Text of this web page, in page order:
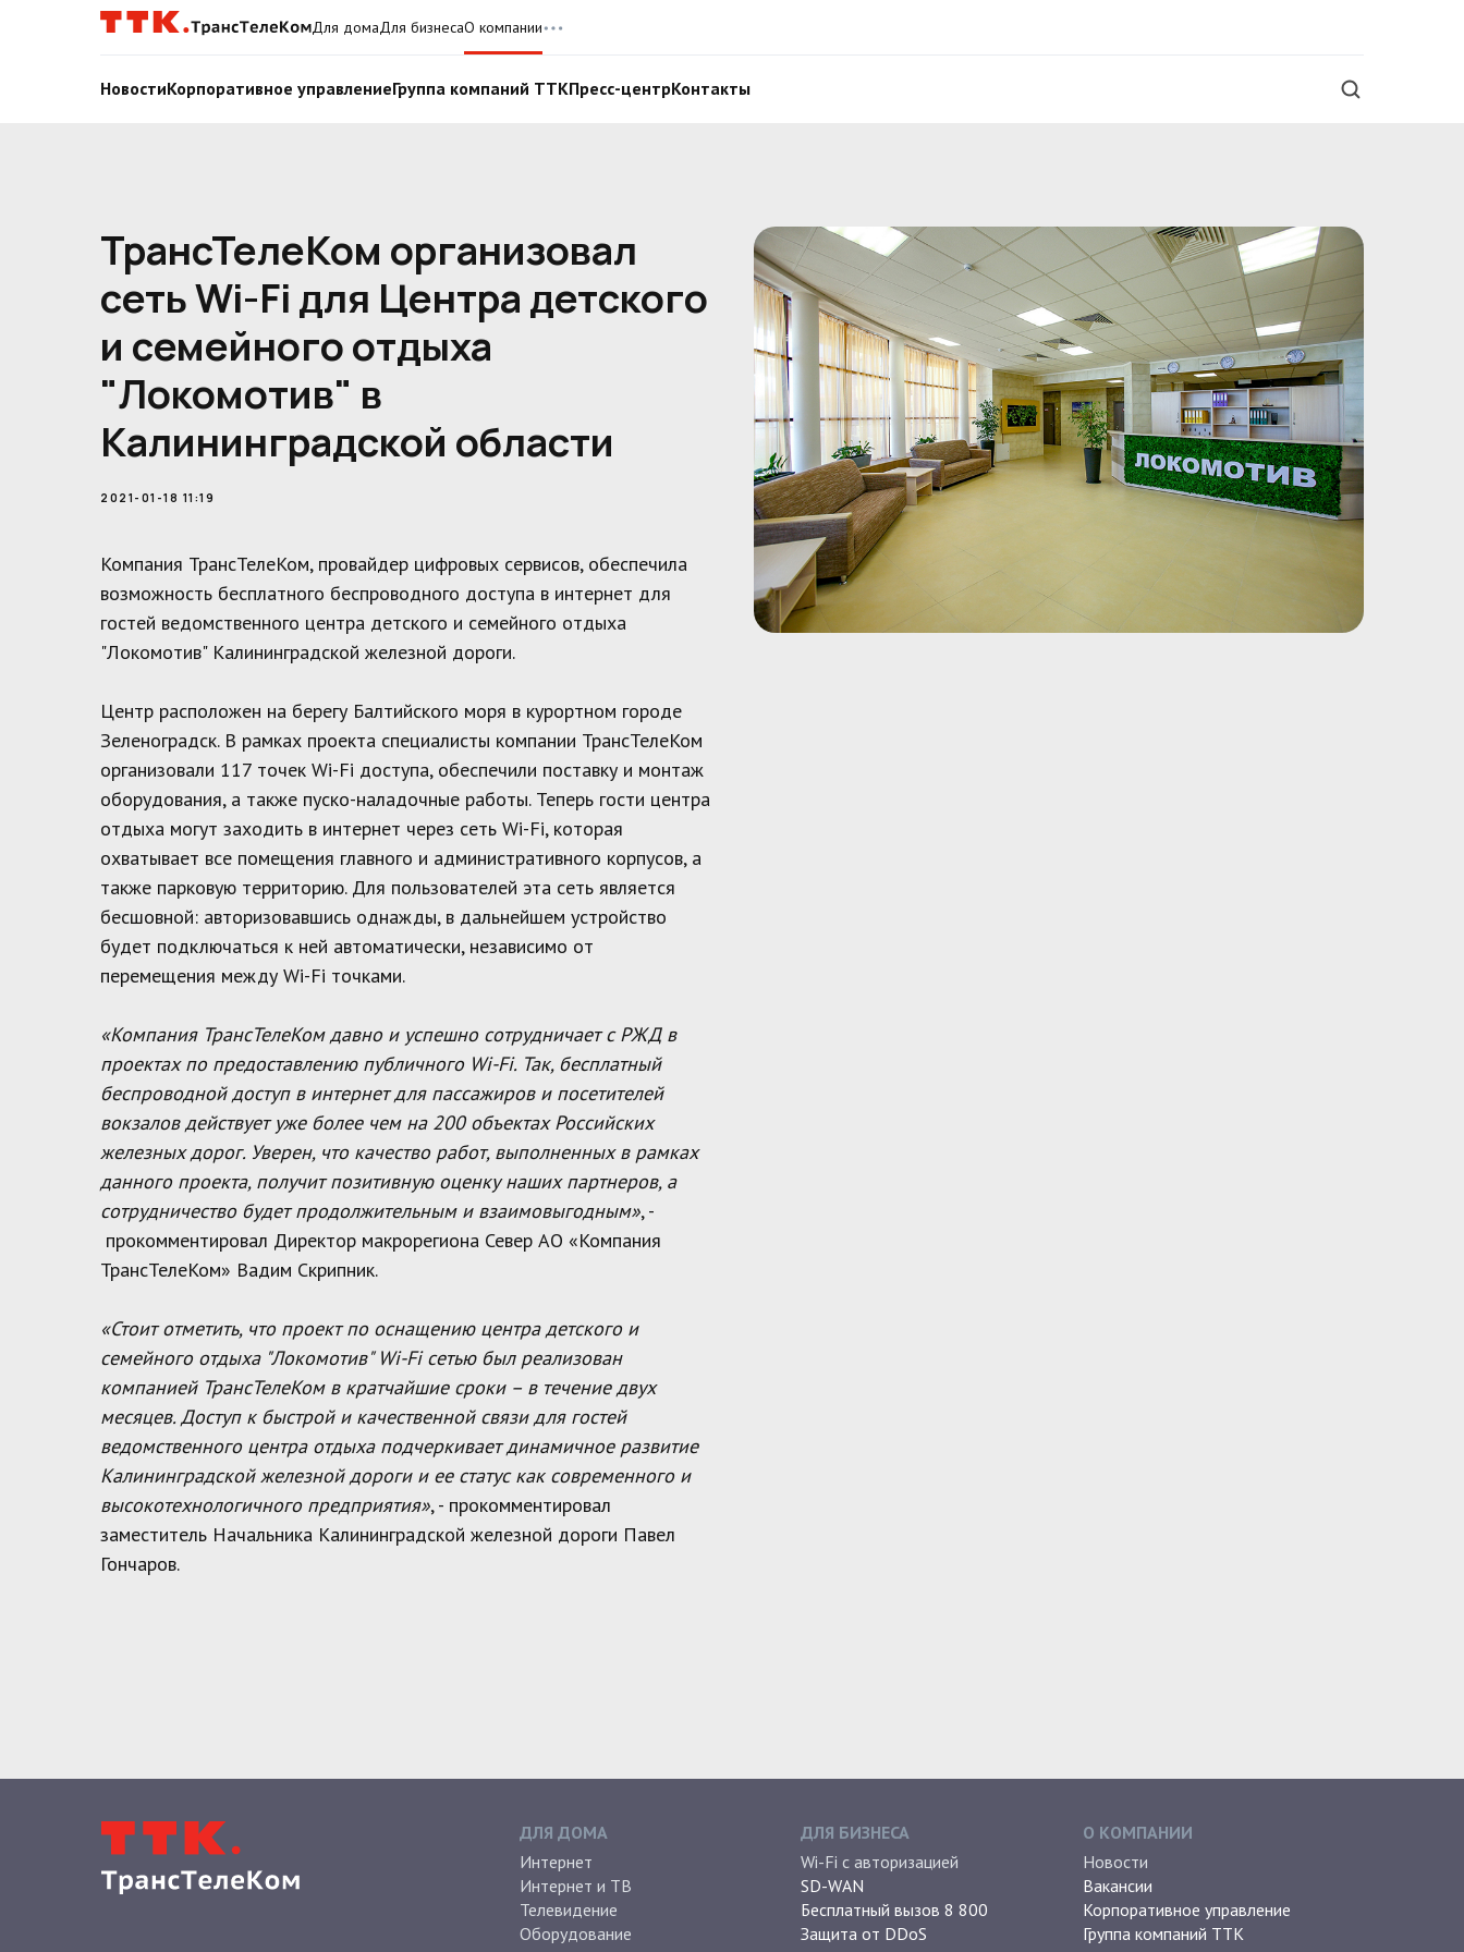
НовостиКорпоративное управлениеГруппа компаний ТТКПресс-центрКонтакты
Для домаДля бизнесаО компании
ТрансТелеКом организовал
сеть Wi-Fi для Центра детского
и семейного отдыха
"Локомотив" в
Калининградской области
2021-01-18 11:19
Компания ТрансТелеКом, провайдер цифровых сервисов, обеспечила
возможность бесплатного беспроводного доступа в интернет для
гостей ведомственного центра детского и семейного отдыха
"Локомотив" Калининградской железной дороги.
Центр расположен на берегу Балтийского моря в курортном городе
Зеленоградск. В рамках проекта специалисты компании ТрансТелеКом
организовали 117 точек Wi-Fi доступа, обеспечили поставку и монтаж
оборудования, а также пуско-наладочные работы. Теперь гости центра
отдыха могут заходить в интернет через сеть Wi-Fi, которая
охватывает все помещения главного и административного корпусов, а
также парковую территорию. Для пользователей эта сеть является
бесшовной: авторизовавшись однажды, в дальнейшем устройство
будет подключаться к ней автоматически, независимо от
перемещения между Wi-Fi точками.
«Компания ТрансТелеКом давно и успешно сотрудничает с РЖД в
проектах по предоставлению публичного Wi-Fi. Так, бесплатный
беспроводной доступ в интернет для пассажиров и посетителей
вокзалов действует уже более чем на 200 объектах Российских
железных дорог. Уверен, что качество работ, выполненных в рамках
данного проекта, получит позитивную оценку наших партнеров, а
сотрудничество будет продолжительным и взаимовыгодным», -
прокомментировал Директор макрорегиона Север АО «Компания
ТрансТелеКом» Вадим Скрипник.
«Стоит отметить, что проект по оснащению центра детского и
семейного отдыха "Локомотив" Wi-Fi сетью был реализован
компанией ТрансТелеКом в кратчайшие сроки – в течение двух
месяцев. Доступ к быстрой и качественной связи для гостей
ведомственного центра отдыха подчеркивает динамичное развитие
Калининградской железной дороги и ее статус как современного и
высокотехнологичного предприятия», - прокомментировал
заместитель Начальника Калининградской железной дороги Павел
Гончаров.
ДЛЯ ДОМА
Интернет
Интернет и ТВ
Телевидение
Оборудование
ДЛЯ БИЗНЕСА
Wi-Fi с авторизацией
SD-WAN
Бесплатный вызов 8 800
Защита от DDoS
О КОМПАНИИ
Новости
Вакансии
Корпоративное управление
Группа компаний ТТК